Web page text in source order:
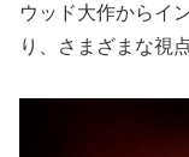
ウッド大作からイ
り、さまざまな視